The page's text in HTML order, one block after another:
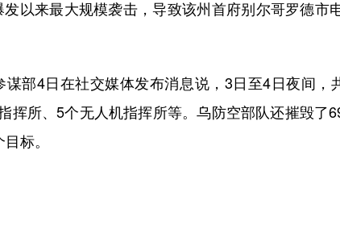
以来最大规模袭击，导致该州首府别尔哥罗德市
4日在社交媒体发布消息说，3日至4日夜间，
挥所、5个无人机指挥所等。乌防空部队还摧毁了
标。